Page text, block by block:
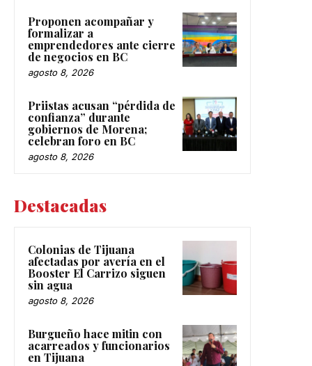
Proponen acompañar y
formalizar a
emprendedores ante cierre
de negocios en BC
agosto 8, 2026
Priistas acusan “pérdida de
confianza” durante
gobiernos de Morena;
celebran foro en BC
agosto 8, 2026
Destacadas
Colonias de Tijuana
afectadas por avería en el
Booster El Carrizo siguen
sin agua
agosto 8, 2026
Burgueño hace mitin con
acarreados y funcionarios
en Tijuana